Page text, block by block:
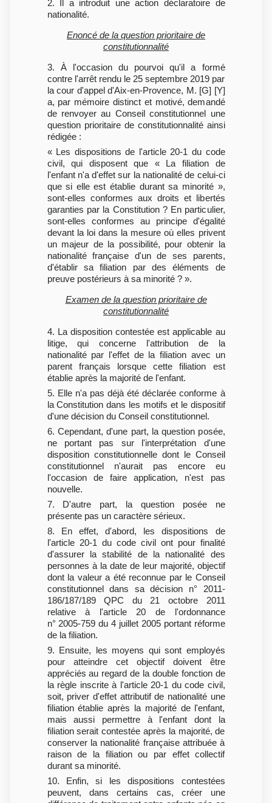
2. Il a introduit une action déclaratoire de
nationalité.
Enoncé de la question prioritaire de
constitutionnalité
3. À l'occasion du pourvoi qu'il a formé
contre l'arrêt rendu le 25 septembre 2019 par
la cour d'appel d'Aix-en-Provence, M. [G] [Y]
a, par mémoire distinct et motivé, demandé
de renvoyer au Conseil constitutionnel une
question prioritaire de constitutionnalité ainsi
rédigée :
« Les dispositions de l'article 20-1 du code
civil, qui disposent que « La filiation de
l'enfant n'a d'effet sur la nationalité de celui-ci
que si elle est établie durant sa minorité »,
sont-elles conformes aux droits et libertés
garanties par la Constitution ? En particulier,
sont-elles conformes au principe d'égalité
devant la loi dans la mesure où elles privent
un majeur de la possibilité, pour obtenir la
nationalité française d'un de ses parents,
d'établir sa filiation par des éléments de
preuve postérieurs à sa minorité ? ».
Examen de la question prioritaire de
constitutionnalité
4. La disposition contestée est applicable au
litige, qui concerne l'attribution de la
nationalité par l'effet de la filiation avec un
parent français lorsque cette filiation est
établie après la majorité de l'enfant.
5. Elle n'a pas déjà été déclarée conforme à
la Constitution dans les motifs et le dispositif
d'une décision du Conseil constitutionnel.
6. Cependant, d'une part, la question posée,
ne portant pas sur l'interprétation d'une
disposition constitutionnelle dont le Conseil
constitutionnel n'aurait pas encore eu
l'occasion de faire application, n'est pas
nouvelle.
7. D'autre part, la question posée ne
présente pas un caractère sérieux.
8. En effet, d'abord, les dispositions de
l'article 20-1 du code civil ont pour finalité
d'assurer la stabilité de la nationalité des
personnes à la date de leur majorité, objectif
dont la valeur a été reconnue par le Conseil
constitutionnel dans sa décision n° 2011-
186/187/189 QPC du 21 octobre 2011
relative à l'article 20 de l'ordonnance
n° 2005-759 du 4 juillet 2005 portant réforme
de la filiation.
9. Ensuite, les moyens qui sont employés
pour atteindre cet objectif doivent être
appréciés au regard de la double fonction de
la règle inscrite à l'article 20-1 du code civil,
soit, priver d'effet attributif de nationalité une
filiation établie après la majorité de l'enfant,
mais aussi permettre à l'enfant dont la
filiation serait contestée après la majorité, de
conserver la nationalité française attribuée à
raison de la filiation ou par effet collectif
durant sa minorité.
10. Enfin, si les dispositions contestées
peuvent, dans certains cas, créer une